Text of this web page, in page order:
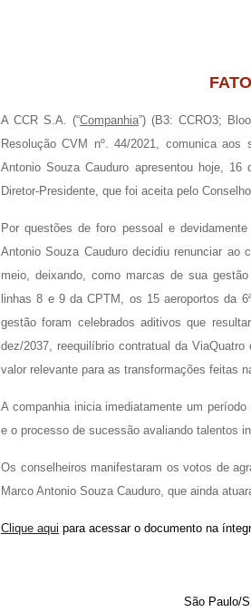
A CCR S.A. (“Companhia”) (B3: CCRO3;
Resolução CVM nº. 44/2021, comunica
Antonio Souza Cauduro apresentou hoje,
Diretor-Presidente, que foi aceita pelo
Por questões de foro pessoal e
Antonio Souza Cauduro decidiu renunciar ao
meio, deixando, como marcas de sua
linhas 8 e 9 da CPTM, os 15 aeroportos da
gestão foram celebrados aditivos que
dez/2037, reequilíbrio contratual da
valor relevante para as transformações feitas
A companhia inicia imediatamente um
e o processo de sucessão avaliando talentos
Os conselheiros manifestaram os votos de
Marco Antonio Souza Cauduro, que ainda
Clique aqui para acessar o documento na
São Paulo/